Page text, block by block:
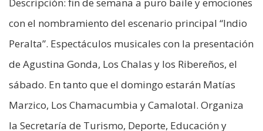
Descripción: fin de semana a puro baile y emociones
con el nombramiento del escenario principal “Indio
Peralta”. Espectáculos musicales con la presentación
de Agustina Gonda, Los Chalas y los Ribereños, el
sábado. En tanto que el domingo estarán Matías
Marzico, Los Chamacumbia y Camalotal. Organiza
la Secretaría de Turismo, Deporte, Educación y